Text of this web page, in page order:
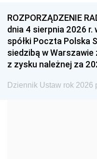
1996
1993
1990
1987
1984
ROZPORZĄDZENIE
dnia 4 sierpnia 2026
spółki Poczta Polska
siedzibą w Warszawie
z zysku należnej za
Dziennik Ustaw rok 2026